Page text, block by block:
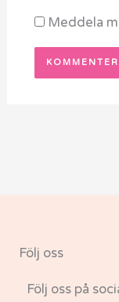
Meddela
Följ oss
Följ oss på